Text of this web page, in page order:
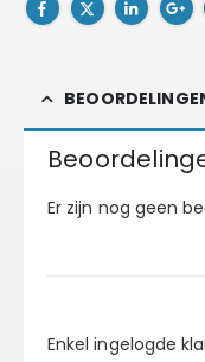
Er zijn nog geen
Enkel ingelogde